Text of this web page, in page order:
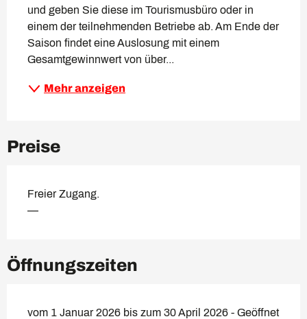
und geben Sie diese im Tourismusbüro oder in
einem der teilnehmenden Betriebe ab. Am Ende der
Saison findet eine Auslosung mit einem
Gesamtgewinnwert von über...
Mehr anzeigen
Preise
Freier Zugang.
—
Öffnungszeiten
vom 1 Januar 2026 bis zum 30 April 2026 - Geöffnet